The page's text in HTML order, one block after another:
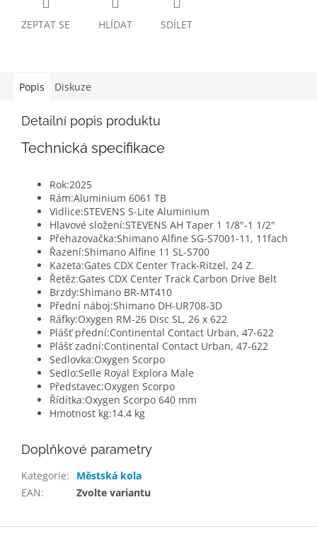
ZEPTAT SE HLÍDAT SDÍLET
Popis Diskuze
Detailní popis produktu
Technická specifikace
Rok:2025
Rám:Aluminium 6061 TB
Vidlice:STEVENS S-Lite Aluminium
Hlavové složení:STEVENS AH Taper 1 1/8"-1 1/2"
Přehazovačka:Shimano Alfine SG-S7001-11, 11fach
Řazení:Shimano Alfine 11 SL-S700
Kazeta:Gates CDX Center Track-Ritzel, 24 Z.
Řetěz:Gates CDX Center Track Carbon Drive Belt
Brzdy:Shimano BR-MT410
Přední náboj:Shimano DH-UR708-3D
Ráfky:Oxygen RM-26 Disc SL, 26 x 622
Plášť přední:Continental Contact Urban, 47-622
Plášť zadní:Continental Contact Urban, 47-622
Sedlovka:Oxygen Scorpo
Sedlo:Selle Royal Explora Male
Představec:Oxygen Scorpo
Řídítka:Oxygen Scorpo 640 mm
Hmotnost kg:14.4 kg
Doplňkové parametry
Kategorie:
Městská kola
EAN: Zvolte variantu